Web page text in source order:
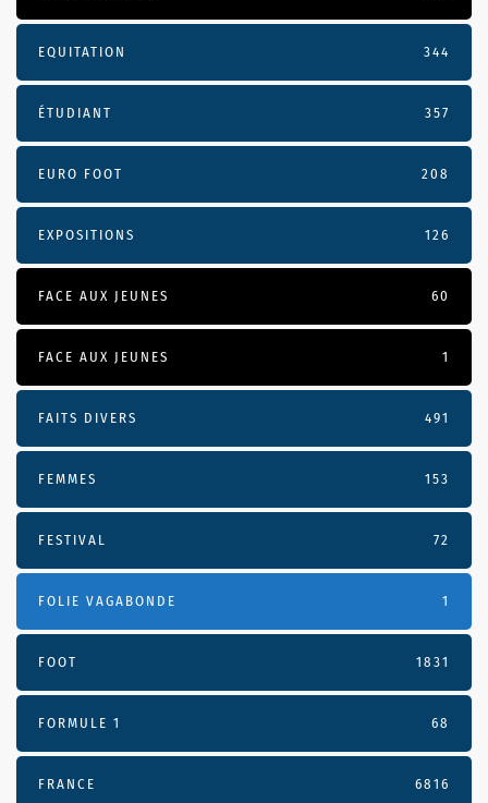
EQUITATION 344
ÉTUDIANT 357
EURO FOOT 208
EXPOSITIONS 126
FACE AUX JEUNES 60
FACE AUX JEUNES 1
FAITS DIVERS 491
FEMMES 153
FESTIVAL 72
FOLIE VAGABONDE 1
FOOT 1831
FORMULE 1 68
FRANCE 6816